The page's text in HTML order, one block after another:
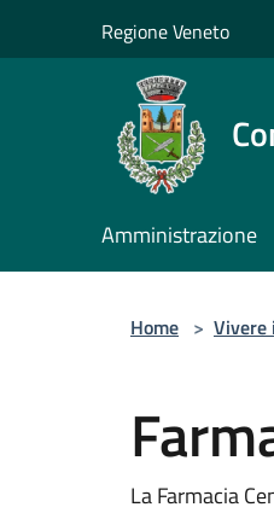
Regione Veneto
Amministrazione
Home > Vivere
La Farmacia